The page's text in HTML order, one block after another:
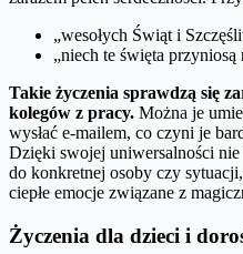
„wesołych Świąt i
„niech te święta przyniosą
Takie życzenia sprawdzą się
kolegów z pracy. Można je
wysłać e-mailem, co czyni je
Dzięki swojej uniwersalności
do konkretnej osoby czy
ciepłe emocje związane z
Życzenia dla dzieci i